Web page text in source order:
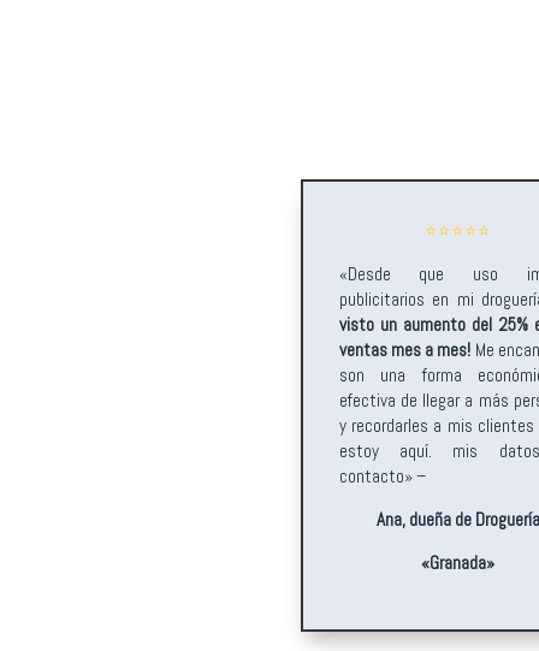
⭐️⭐️⭐️⭐️⭐️
«Desde que uso
publicitarios en mi
visto un aumento del 25%
ventas mes a mes! Me
son una forma
efectiva de llegar a más
y recordarles a mis clientes
estoy aquí. mis
contacto» –
Ana, dueña de Droguería
«Granada»